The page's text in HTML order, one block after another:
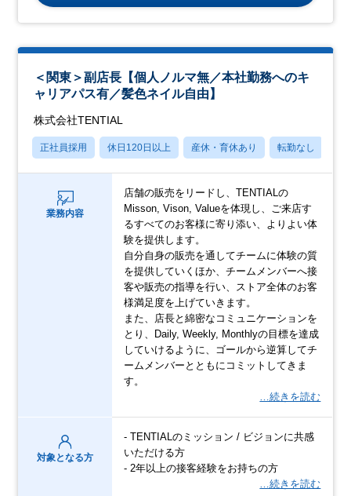
＜関東＞副店長【個人ノルマ無／本社勤務へのキ
ャリアパス有／髪色ネイル自由】
株式会社TENTIAL
正社員採用 休日120日以上 産休・育休あり 転勤なし
業務内容
店舗の販売をリードし、TENTIALの
Misson, Vison, Valueを体現し、ご来店す
るすべてのお客様に寄り添い、よりよい体
験を提供します。
自分自身の販売を通してチームに体験の質
を提供していくほか、チームメンバーへ接
客や販売の指導を行い、ストア全体のお客
様満足度を上げていきます。
また、店長と綿密なコミュニケーションを
とり、Daily, Weekly, Monthlyの目標を達成
していけるように、ゴールから逆算してチ
ームメンバーとともにコミットしてきま
す。
…続きを読む
対象となる方
- TENTIALのミッション / ビジョンに共感
いただける方
- 2年以上の接客経験をお持ちの方
…続きを読む